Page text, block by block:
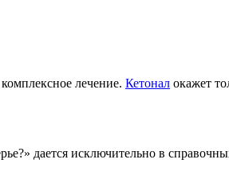
лечение. Кетонал окажет
дается исключительно в